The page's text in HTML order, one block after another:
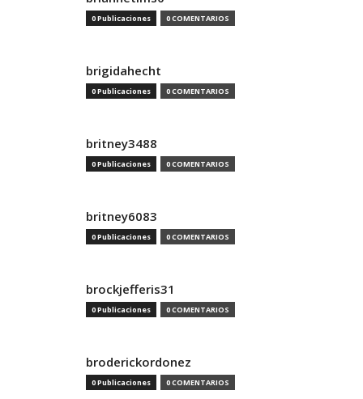
0 Publicaciones 0 COMENTARIOS
brigidahecht
0 Publicaciones 0 COMENTARIOS
britney3488
0 Publicaciones 0 COMENTARIOS
britney6083
0 Publicaciones 0 COMENTARIOS
brockjefferis31
0 Publicaciones 0 COMENTARIOS
broderickordonez
0 Publicaciones 0 COMENTARIOS